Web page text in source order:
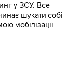
у ЗСУ. Все
шукати собі
мобілізації